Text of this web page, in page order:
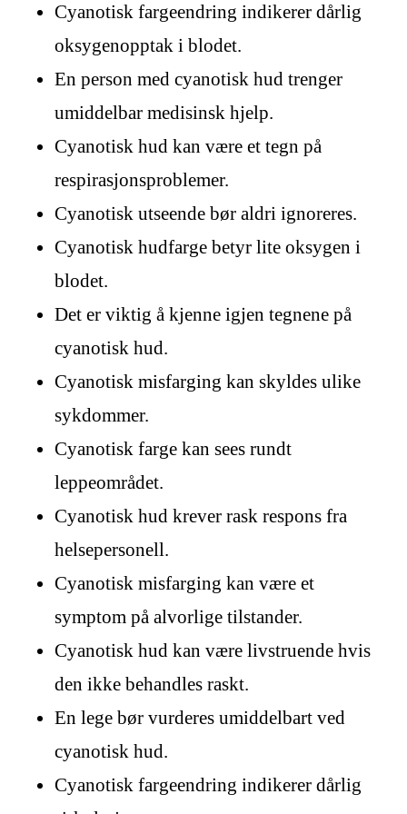
Cyanotisk fargeendring indikerer dårlig
oksygenopptak i blodet.
En person med cyanotisk hud trenger
umiddelbar medisinsk hjelp.
Cyanotisk hud kan være et tegn på
respirasjonsproblemer.
Cyanotisk utseende bør aldri ignoreres.
Cyanotisk hudfarge betyr lite oksygen i
blodet.
Det er viktig å kjenne igjen tegnene på
cyanotisk hud.
Cyanotisk misfarging kan skyldes ulike
sykdommer.
Cyanotisk farge kan sees rundt
leppeområdet.
Cyanotisk hud krever rask respons fra
helsepersonell.
Cyanotisk misfarging kan være et
symptom på alvorlige tilstander.
Cyanotisk hud kan være livstruende hvis
den ikke behandles raskt.
En lege bør vurderes umiddelbart ved
cyanotisk hud.
Cyanotisk fargeendring indikerer dårlig